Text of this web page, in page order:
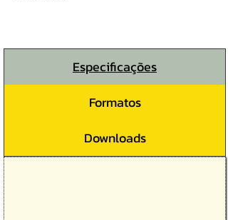
Especificações
Formatos
Downloads